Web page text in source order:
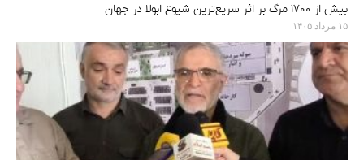
بیش از ۱۷۰۰ مرگ بر اثر سریع‌ترین شیوع ابولا در جهان
۱۵ مرداد ۱۴۰۵